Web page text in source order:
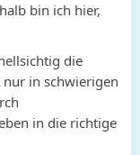
bin ich hier,
die
in schwierigen
in die richtige